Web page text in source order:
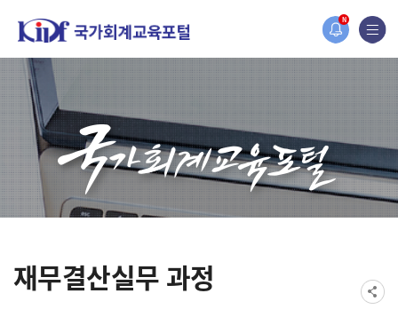
N
홈페이지가 새롭게 개편되었습니다.
한국조세재정연구원홈페이지가 새롭게 개설되었습니다.
재무결산실무 과정